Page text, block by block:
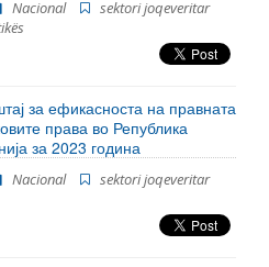
Nacional
sektori joqeveritar
за ефикасноста на правната
права во Република
за 2023 година
Nacional
sektori joqeveritar